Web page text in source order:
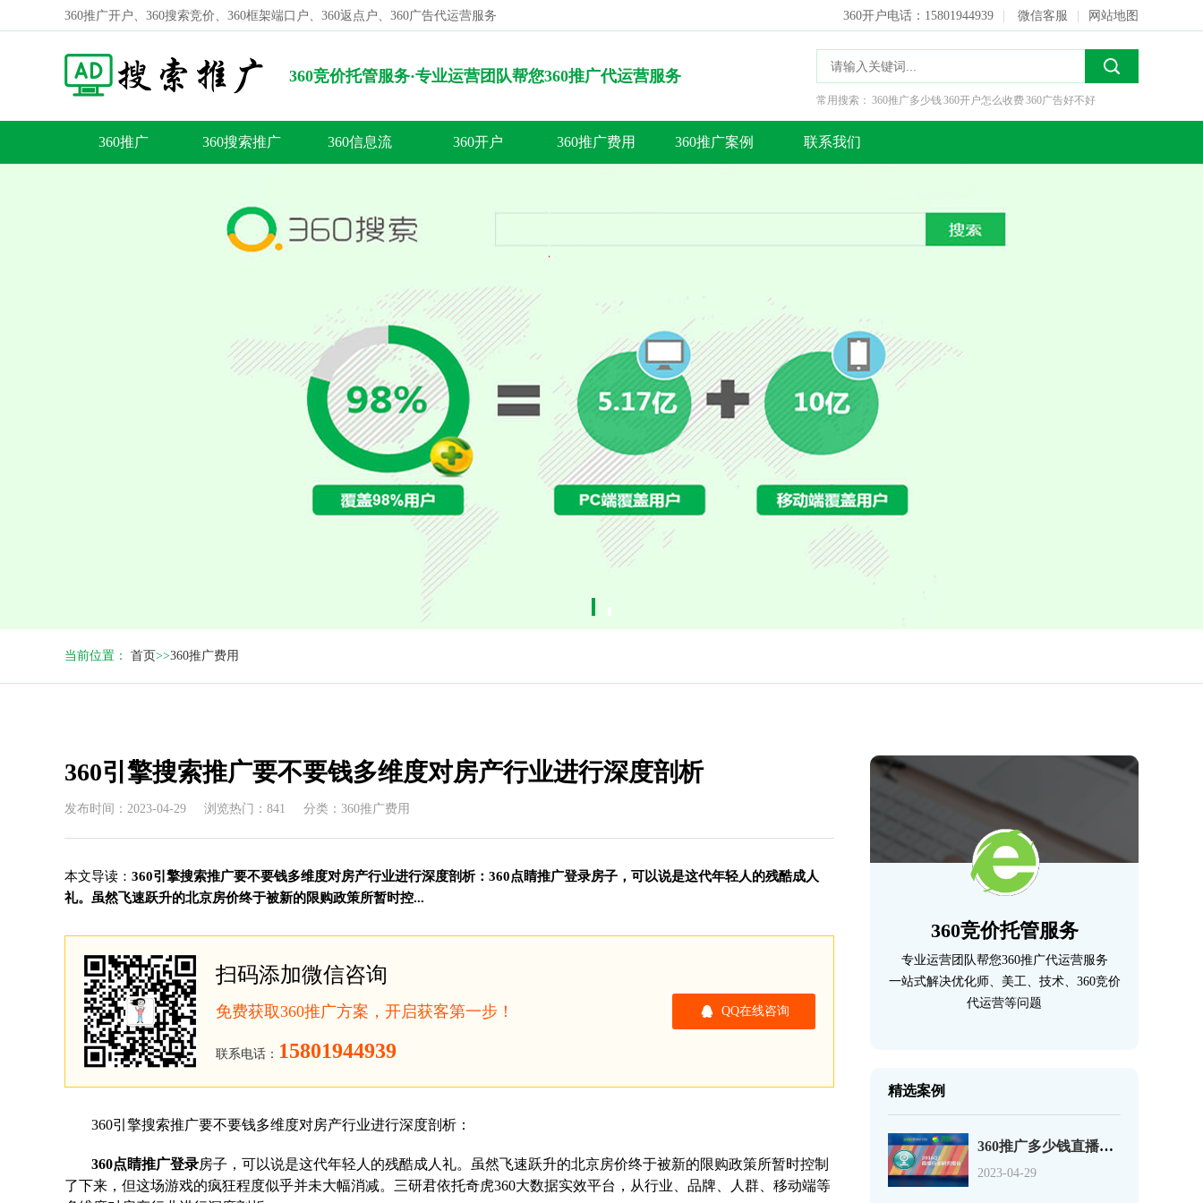
360推广开户、360搜索竞价、360框架端口户、360返点户、360广告代运营服务 360开户电话：15801944939 微信客服 网站地图
360竞价托管服务·专业运营团队帮您360推广代运营服务
搜索
常用搜索： 360推广多少钱360开户怎么收费360广告好不好
360推广 360搜索推广 360信息流 360开户 360推广费用 360推广案例 联系我们
当前位置： 首页>>360推广费用
行深度剖析
360竞价托管服务
专业运营团队帮您360推广代运营服务
一站式解决优化师、美工、技术、360竞价
代运营等问题
精选案例
360推广多少钱直播行业移动端流量爆发增长秀场直播流量过半
2023-04-29
360引擎搜索推广要不要钱多维度对房产行业进行深度剖析
发布时间：2023-04-29 浏览热门：841 分类：360推广费用
本文导读： 360引擎搜索推广要不要钱多维度对房产行业进行深度剖析：360点睛推广登录房子，可以说是这代年轻人的残酷成人
礼。虽然飞速跃升的北京房价终于被新的限购政策所暂时控...
扫码添加微信咨询
免费获取360推广方案，开启获客第一步！
联系电话： 15801944939
QQ在线咨询
360引擎搜索推广要不要钱多维度对房产行业进行深度剖析：
360点睛推广登录房子，可以说是这代年轻人的残酷成人礼。虽然飞速跃升的北京房价终于被新的限购政策所暂时控制
了下来，但这场游戏的疯狂程度似乎并未大幅消减。三研君依托奇虎360大数据实效平台，从行业、品牌、人群、移动端等